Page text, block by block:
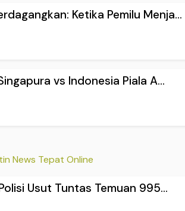
Ketika Pemilu Menja...
vs Indonesia Piala A...
News Tepat Online
Usut Tuntas Temuan 995...